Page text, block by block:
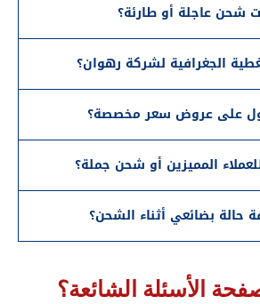
عاجلة أو طارئة؟
الجغرافية لشركة رهوان؟
على عروض سعر مخصصة؟
المميزين أو شحن جملة؟
بضائعي أثناء الشحن؟
الأسئلة الشائعة؟